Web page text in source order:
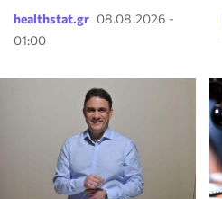
healthstat.gr 08.08.2026 -
01:00